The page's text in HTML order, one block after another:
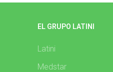
EL GRUPO LATINI
Latini
Medstar